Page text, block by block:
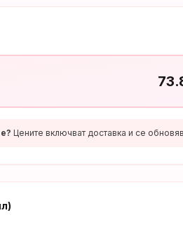
Цените включват доставка и се